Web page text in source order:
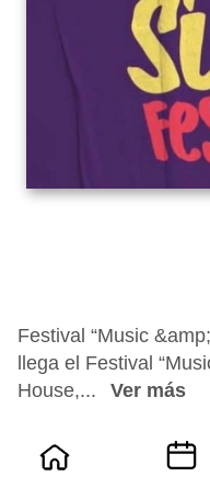
Festival “Music
llega el Festival
House,...
Ver más